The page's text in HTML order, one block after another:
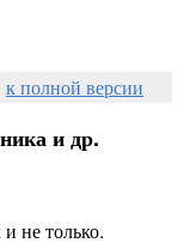
к полной версии
и др.
не только.